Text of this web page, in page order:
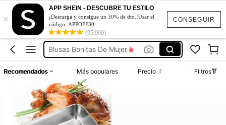
CONSEGUIR
×
APP SHEIN - DESCUBRE TU ESTILO
¡Descarga y consigue un 30% de dto.!Usar el
código: APPOFF30
(95,960)
Vestidos De Mujer Casual
Blusas Bonitas De Mujer
Squishies
Vestidos De Mujer Casual
Recomendados Más populares Precio Filtros